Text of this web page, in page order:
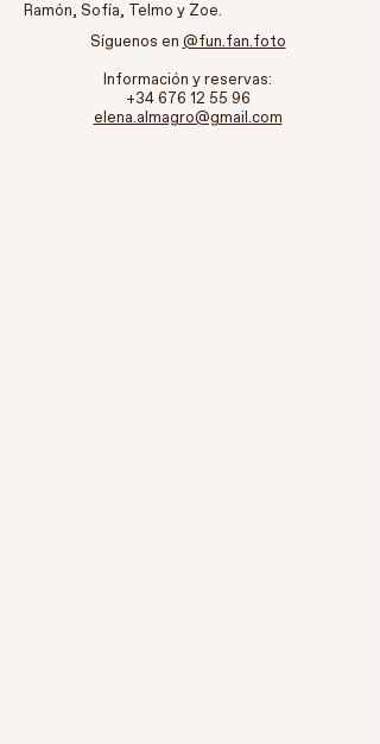
Ramón, Sofía, Telmo y Zoe.
Síguenos en @fun.fan.foto
Información y reservas:
+34 676 12 55 96
elena.almagro@gmail.com